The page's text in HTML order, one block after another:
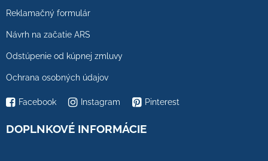
Reklamačný formulár
Návrh na začatie ARS
Odstúpenie od kúpnej zmluvy
Ochrana osobných údajov
Facebook Instagram Pinterest
DOPLNKOVÉ INFORMÁCIE